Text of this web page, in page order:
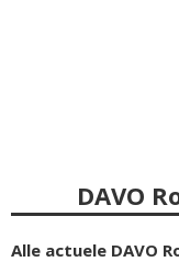
DAVO
Alle actuele DAVO